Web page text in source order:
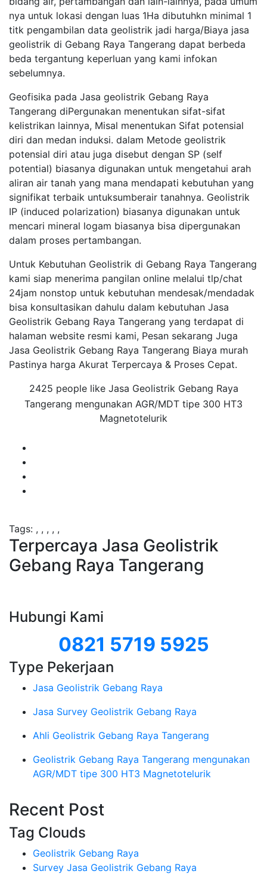
nya untuk lokasi dengan luas 1Ha dibutuhkn minimal 1
titk pengambilan data geolistrik jadi harga/Biaya jasa
geolistrik di Gebang Raya Tangerang dapat berbeda
beda tergantung keperluan yang kami infokan
sebelumnya.
Geofisika pada Jasa geolistrik Gebang Raya
Tangerang diPergunakan menentukan sifat-sifat
kelistrikan lainnya, Misal menentukan Sifat potensial
diri dan medan induksi. dalam Metode geolistrik
potensial diri atau juga disebut dengan SP (self
potential) biasanya digunakan untuk mengetahui arah
aliran air tanah yang mana mendapati kebutuhan yang
signifikat terbaik untuksumberair tanahnya. Geolistrik
IP (induced polarization) biasanya digunakan untuk
mencari mineral logam biasanya bisa dipergunakan
dalam proses pertambangan.
Untuk Kebutuhan Geolistrik di Gebang Raya Tangerang
kami siap menerima pangilan online melalui tlp/chat
24jam nonstop untuk kebutuhan mendesak/mendadak
bisa konsultasikan dahulu dalam kebutuhan Jasa
Geolistrik Gebang Raya Tangerang yang terdapat di
halaman website resmi kami, Pesan sekarang Juga
Jasa Geolistrik Gebang Raya Tangerang Biaya murah
Pastinya harga Akurat Terpercaya & Proses Cepat.
2425 people like Jasa Geolistrik Gebang Raya
Tangerang mengunakan AGR/MDT tipe 300 HT3
Magnetotelurik
Tags: , , , , ,
Terpercaya Jasa Geolistrik
Gebang Raya Tangerang
Hubungi Kami
0821 5719 5925
Type Pekerjaan
Jasa Geolistrik Gebang Raya
Jasa Survey Geolistrik Gebang Raya
Ahli Geolistrik Gebang Raya Tangerang
Geolistrik Gebang Raya Tangerang mengunakan
AGR/MDT tipe 300 HT3 Magnetotelurik
Recent Post
Tag Clouds
Geolistrik Gebang Raya
Survey Jasa Geolistrik Gebang Raya